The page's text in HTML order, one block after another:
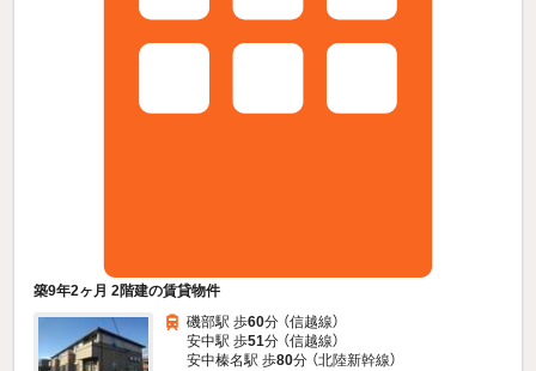
築9年2ヶ月 2階建の賃貸物件
磯部駅 歩60分 （信越線）
安中駅 歩51分 （信越線）
安中榛名駅 歩80分 （北陸新幹線）